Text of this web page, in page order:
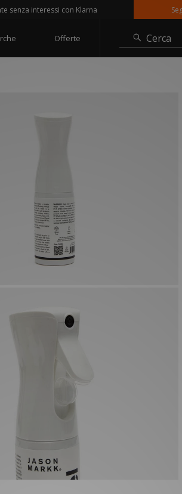
interessi con Klarna
Offerte Cerca